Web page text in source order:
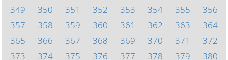
349
350 351 352 353 354 355
356
357
358 359 360 361 362 363
364
365
366 367 368 369 370 371
372
373
374 375 376 377 378 379 380